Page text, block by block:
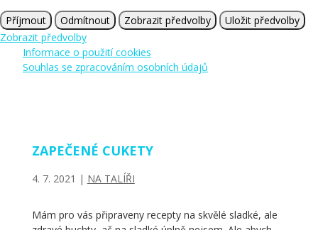
Příjmout Odmítnout Zobrazit předvolby
Uložit předvolby
Zobrazit předvolby
Informace o použití cookies
Souhlas se zpracováním osobních údajů
ZAPEČENÉ CUKETY
4. 7. 2021 | NA TALÍŘI
Mám pro vás připraveny recepty na skvělé sladké, ale